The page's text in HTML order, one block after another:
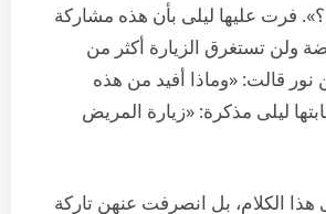
فرت عليها ليلى بأن هذه مشاركة
ولن تستغرق الزيارة أكثر من
قالت: «وماذا أفيد من هذه
ليلى مذكرة: «زيارة المريض
الكلام، بل انصرفت عنهن تاركة